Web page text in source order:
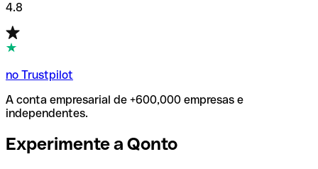
4.8
no Trustpilot
A conta empresarial de +600,000 empresas e
independentes.
Experimente a Qonto